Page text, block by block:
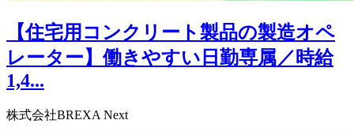
【住宅用コンクリート製品の製造オペ
レーター】働きやすい日勤専属／時給
1,4...
株式会社BREXA Next